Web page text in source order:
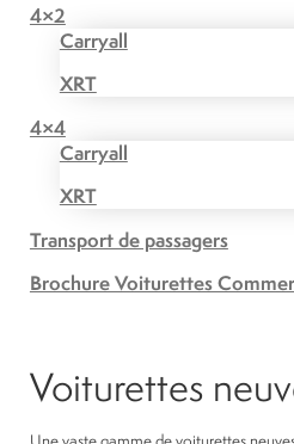
4×2
Carryall
XRT
4×4
Carryall
XRT
Transport de passagers
Brochure Voiturettes
Voiturettes